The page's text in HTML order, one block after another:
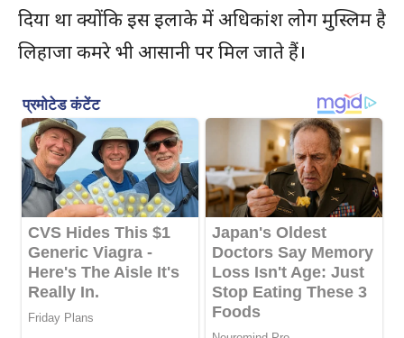
दिया था क्योंकि इस इलाके में अधिकांश लोग मुस्लिम है
लिहाजा कमरे भी आसानी पर मिल जाते हैं।